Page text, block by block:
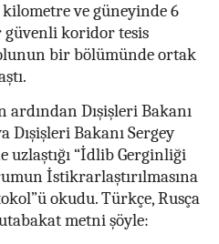
ve güneyinde 6
koridor tesis
bir bölümünde ortak
Dışişleri Bakanı
Dışişleri Bakanı Sergey
uzlaştığı “İdlib Gerginliği
İstikrarlaştırılmasına
okudu. Türkçe, Rusça
metni şöyle: